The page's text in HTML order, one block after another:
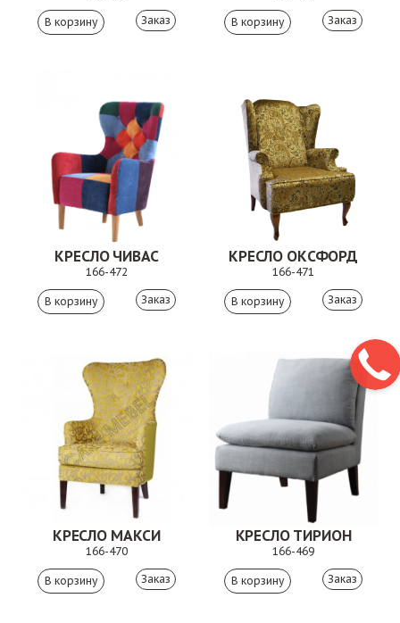
Заказ Заказ
КРЕСЛО ЧИВАС
166-472
Заказ
КРЕСЛО ОКСФОРД
166-471
Заказ
КРЕСЛО МАКСИ
166-470
Заказ
КРЕСЛО ТИРИОН
166-469
Заказ